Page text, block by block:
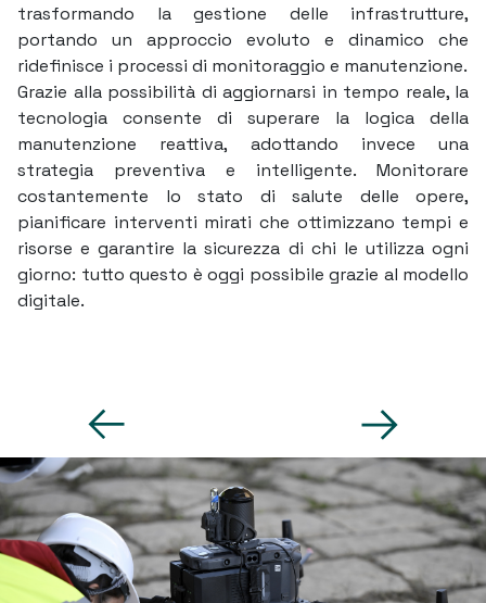
trasformando la gestione delle infrastrutture,
portando un approccio evoluto e dinamico che
ridefinisce i processi di monitoraggio e manutenzione.
Grazie alla possibilità di aggiornarsi in tempo reale, la
tecnologia consente di superare la logica della
manutenzione reattiva, adottando invece una
strategia preventiva e intelligente. Monitorare
costantemente lo stato di salute delle opere,
pianificare interventi mirati che ottimizzano tempi e
risorse e garantire la sicurezza di chi le utilizza ogni
giorno: tutto questo è oggi possibile grazie al modello
digitale.